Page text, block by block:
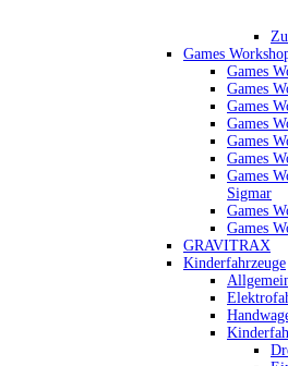
Games
Games
Games
Games
Games
Games
Games
Games
Sigmar
Games
Games
GRAVITRAX
Kinderfahrzeuge